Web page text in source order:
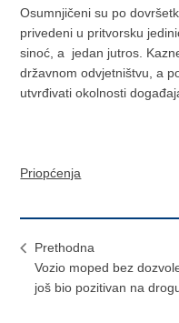
Osumnjičeni su po
privedeni u pritvorsku
sinoć, a jedan jutros.
državnom odvjetništvu, a
utvrđivati okolnosti
Priopćenja
Prethodna
Vozio moped bez
još bio pozitivan na